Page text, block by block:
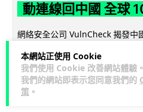
本網站正使用 Cookie
我們使用 Cookie 改善網站體驗
我們的網站即表示您同意我們的
策 。
動連線回中國 全球
網絡安全公司 VulnCheck 揭發
讀全文
964